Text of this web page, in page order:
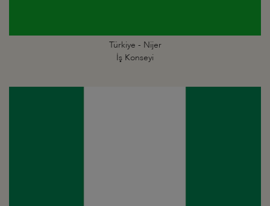
Türkiye - Nijer
İş Konseyi